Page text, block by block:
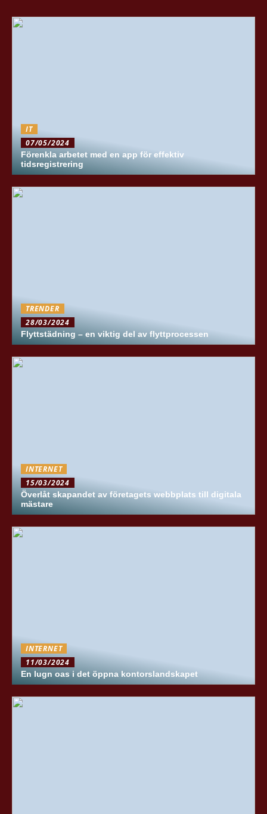
IT
07/05/2024
Förenkla arbetet med en app för effektiv
tidsregistrering
TRENDER
28/03/2024
Flyttstädning – en viktig del av flyttprocessen
INTERNET
15/03/2024
Överlåt skapandet av företagets webbplats till digitala
mästare
INTERNET
11/03/2024
En lugn oas i det öppna kontorslandskapet